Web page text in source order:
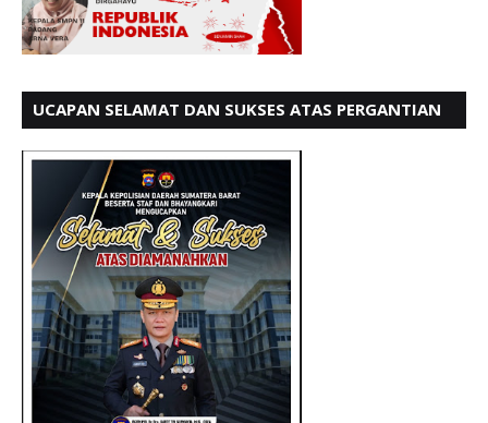
UCAPAN SELAMAT DAN SUKSES ATAS PERGANTIAN